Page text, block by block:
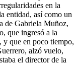
en la
entidad, así como un
de Gabriela Muñoz,
que ingresó a la
y que en poco tiempo,
alzó vuelo,
el director de la